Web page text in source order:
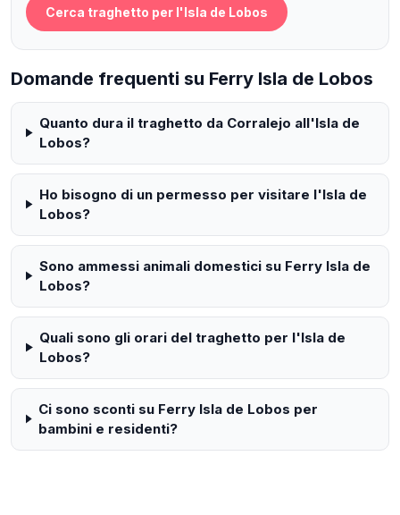
Cerca traghetto per l'Isla de Lobos
Domande frequenti su Ferry Isla de Lobos
Quanto dura il traghetto da Corralejo all'Isla de
Lobos?
Ho bisogno di un permesso per visitare l'Isla de
Lobos?
Sono ammessi animali domestici su Ferry Isla de
Lobos?
Quali sono gli orari del traghetto per l'Isla de
Lobos?
Ci sono sconti su Ferry Isla de Lobos per
bambini e residenti?